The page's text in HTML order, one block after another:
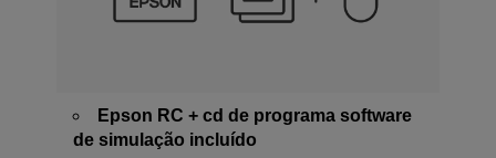
Epson RC + cd de programa software
de simulação incluído